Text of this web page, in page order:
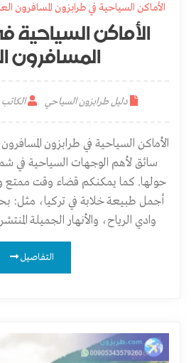
الأماكن السياحية في طرابزون المسافرون
الأماكن
المسافرون
دليل طرابزون السياحي
الأماكن السياحية في طرابزون
سائق لأهم الوجهات السياحية في
حولها. كما يمكنكم قضاء وقت ممتع
أجمل طبيعة خلابة في تركيا، مثل:
وادي الرياح، والأنهار الجميلة
التفاصيل